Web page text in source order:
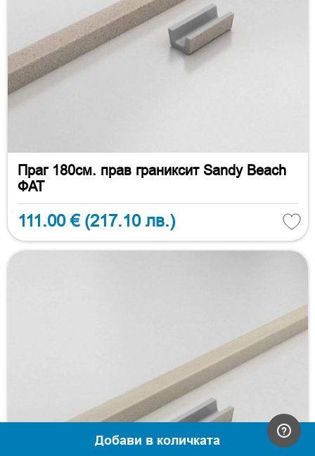
Добави в количката
Праг 180см. прав граниксит Sandy Beach
ФАТ
111.00 € (217.10 лв.)